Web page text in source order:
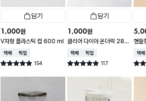
담기
1,000원
V자형 플라스틱 컵 600 ml
택배배송매장픽업
별점 4.9점 154
건 작성
담기
1,000원
클리어 다이아 온더락 280
ml
택배배송매장픽업
별점 4.9점 117
건 작성
핸들
0
택배
별점